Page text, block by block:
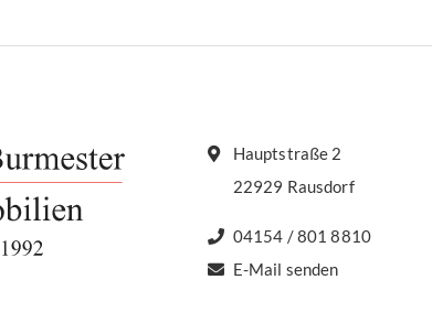
Hauptstraße 2
22929 Rausdorf
04154 / 801 8810
E-Mail senden